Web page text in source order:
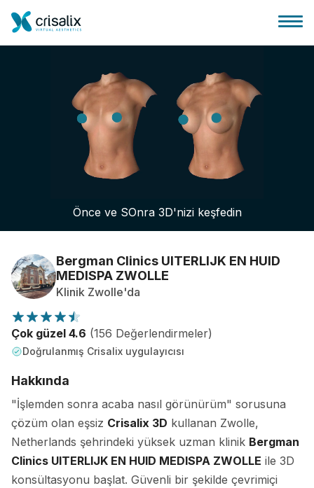
Cerrah ana sayfası
3D İş Platformu
Hasta incelemeleri
Önce ve SOnra 3D'nizi keşfedin
Bergman Clinics UITERLIJK EN HUID
MEDISPA ZWOLLE
Klinik Zwolle'da
Çok güzel 4.6 (156 Değerlendirmeler)
Doğrulanmış Crisalix uygulayıcısı
Hakkında
"İşlemden sonra acaba nasıl görünürüm" sorusuna
çözüm olan eşsiz Crisalix 3D kullanan Zwolle,
Netherlands şehrindeki yüksek uzman klinik Bergman
Clinics UITERLIJK EN HUID MEDISPA ZWOLLE ile 3D
konsültasyonu başlat. Güvenli bir şekilde çevrimiçi